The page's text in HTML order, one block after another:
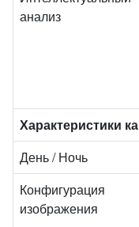
анализ
Характеристики
День / Ночь
Конфигурация
изображения